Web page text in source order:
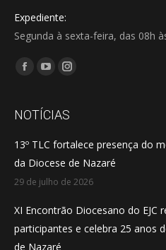
Expediente:
Segunda à sexta-feira, das 08h
Encontre-nos em:
Facebook
opens
new
window
YouTube
opens
new
window
Instagram
opens
new
window
NOTÍCIAS
13º TLC fortalece presença do
da Diocese de Nazaré
29 de julho de 2026
XI Encontrão Diocesano do EJC
participantes e celebra 25 anos
de Nazaré